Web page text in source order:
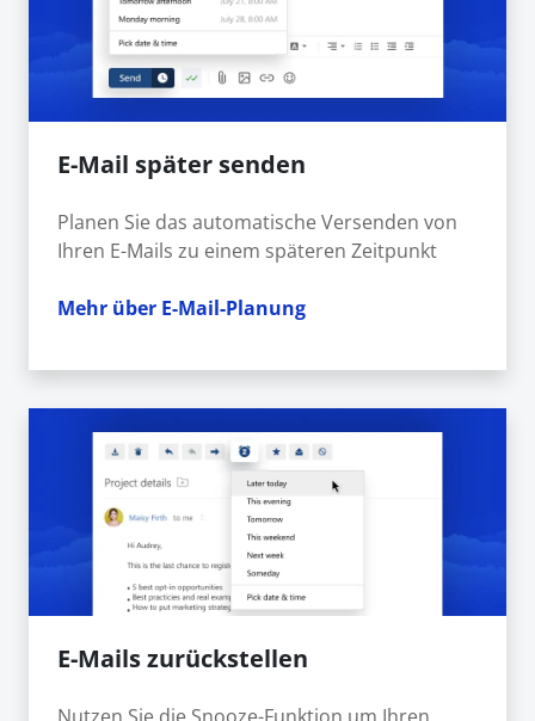
E-Mail später senden
Planen Sie das automatische Versenden von
Ihren E-Mails zu einem späteren Zeitpunkt
Mehr über E-Mail-Planung
E-Mails zurückstellen